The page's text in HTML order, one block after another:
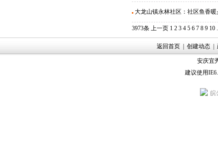
大龙山镇永林社区：社区鱼香
3973条 上一页 1 2 3 4 5 6 7 8 9 10
返回首页 创建动态
安庆宜
建议使用
皖